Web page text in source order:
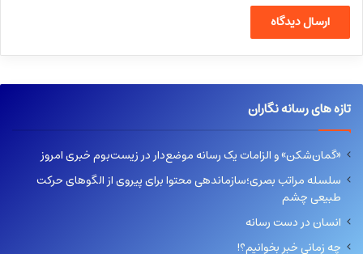
تازه های رسانه نگاران
«گمان‌شکن» و الزامات یک رسانه موضع‌دار در زیست‌بوم خبری امروز
سلسله مراتب بصری؛سازماندهی محتوا برای پیروی از الگوهای حرکت
طبیعی چشم
انسان در دست رسانه
چه زمانی خبر بخوانیم؟!